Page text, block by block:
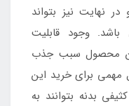
در نهایت نیز بتواند
وجود قابلیت
محصول سبب جذب
برای خرید این
بدنه بتوانند به